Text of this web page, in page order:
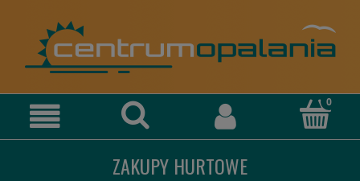
ZAKUPY HURTOWE